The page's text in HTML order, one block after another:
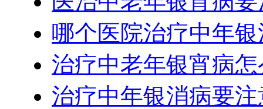
哪个医院治疗中年
治疗中老年银宵病
治疗中年银消病要